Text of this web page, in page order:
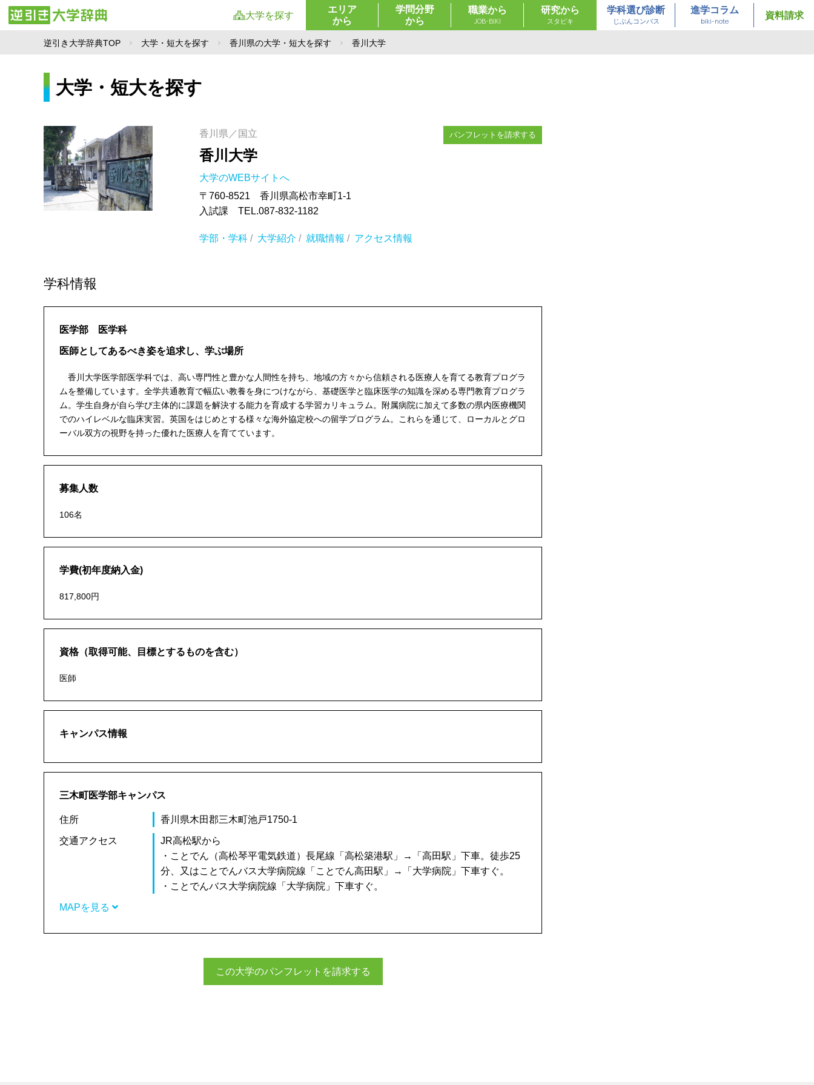
大学を探す
エリア
から
学問分野
から
職業から
JOB-BIKI
研究から
スタビキ
学科選び診断
じぶんコンパス
進学コラム
biki-note
資料請求
逆引き大学辞典TOP 大学・短大を探す 香川県の大学・短大を探す 香川大学
大学・短大を探す
香川県／国立
香川大学
大学のWEBサイトへ
〒760-8521 香川県高松市幸町1-1
入試課 TEL.087-832-1182
パンフレットを請求する
学部・学科/ 大学紹介 / 就職情報 / アクセス情報
学科情報
医学部 医学科
医師としてあるべき姿を追求し、学ぶ場所
香川大学医学部医学科では、高い専門性と豊かな人間性を持ち、地域の方々から信頼される医療人を育てる教育プログラ
ムを整備しています。全学共通教育で幅広い教養を身につけながら、基礎医学と臨床医学の知識を深める専門教育プログラ
ム。学生自身が自ら学び主体的に課題を解決する能力を育成する学習カリキュラム。附属病院に加えて多数の県内医療機関
でのハイレベルな臨床実習。英国をはじめとする様々な海外協定校への留学プログラム。これらを通じて、ローカルとグロ
ーバル双方の視野を持った優れた医療人を育てています。
募集人数
106名
学費(初年度納入金)
817,800円
資格（取得可能、目標とするものを含む）
医師
キャンパス情報
三木町医学部キャンパス
住所 香川県木田郡三木町池戸1750-1
交通アクセス
JR高松駅から
・ことでん（高松琴平電気鉄道）長尾線「高松築港駅」→「高田駅」下車。徒歩25
分、又はことでんバス大学病院線「ことでん高田駅」→「大学病院」下車すぐ。
・ことでんバス大学病院線「大学病院」下車すぐ。
MAPを見る
この大学のパンフレットを請求する